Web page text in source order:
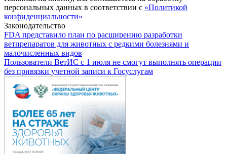
персональных данных в соответствии с «Политикой
конфиденциальности»
Законодательство
FDA представило план по расширению разработки
ветпрепаратов для животных с редкими болезнями и
малочисленных видов
Пользователи ВетИС с 1 июля не смогут выполнять операции
без привязки учетной записи к Госуслугам